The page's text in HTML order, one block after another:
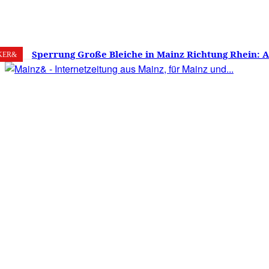
7. August 2026 25.6 Mainz
Sperrung Große Bleiche in Mainz Richtung Rhein:
verwirrt, Mainzer stinksauer – Haben die Mainzer